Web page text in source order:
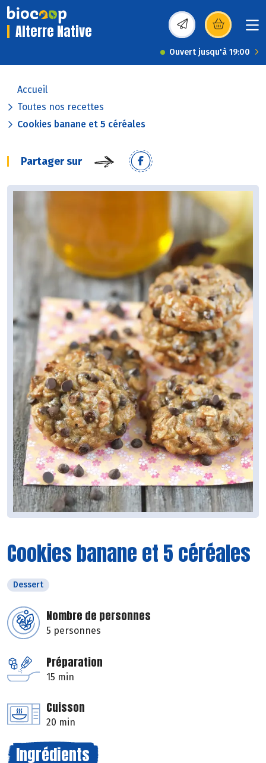
Alterre Native (s’ouvre dans une
Ouvert jusqu'à 19:00
Accueil
Toutes nos recettes
Cookies banane et 5 céréales
Partager sur
Cookies banane et 5 céréales
Dessert
Nombre de personnes
5 personnes
Préparation
15 min
Cuisson
20 min
Ingrédients